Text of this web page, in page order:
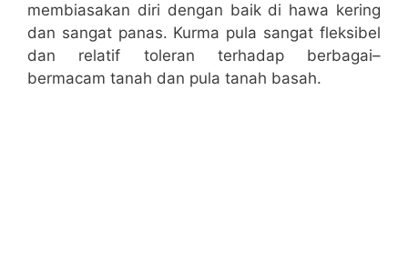
membiasakan diri dengan baik di hawa kering
dan sangat panas. Kurma pula sangat fleksibel
dan relatif toleran terhadap berbagai–
bermacam tanah dan pula tanah basah.